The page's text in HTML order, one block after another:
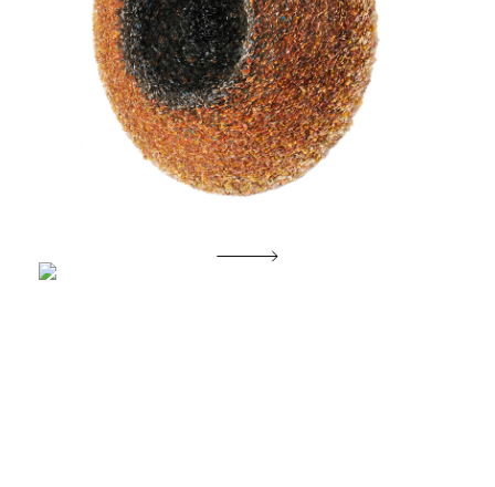
Morgenglans der eeuwigheid